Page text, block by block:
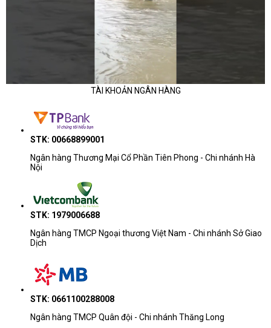
TÀI KHOẢN NGÂN HÀNG
STK: 00668899001
Ngân hàng Thương Mại Cổ Phần Tiên Phong - Chi nhánh Hà
Nội
STK: 1979006688
Ngân hàng TMCP Ngoại thương Việt Nam - Chi nhánh Sở Giao
Dịch
STK: 0661100288008
Ngân hàng TMCP Quân đội - Chi nhánh Thăng Long